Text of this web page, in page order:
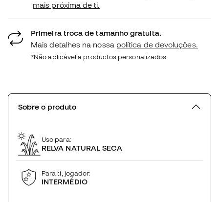
mais próxima de ti.
Primeira troca de tamanho gratuita.
Mais detalhes na nossa política de devoluções.
*Não aplicável a productos personalizados.
Sobre o produto
Uso para:
RELVA NATURAL SECA
Para ti, jogador:
INTERMÉDIO